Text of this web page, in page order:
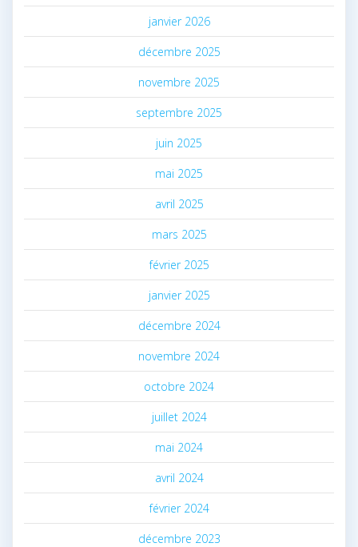
janvier 2026
décembre 2025
novembre 2025
septembre 2025
juin 2025
mai 2025
avril 2025
mars 2025
février 2025
janvier 2025
décembre 2024
novembre 2024
octobre 2024
juillet 2024
mai 2024
avril 2024
février 2024
décembre 2023